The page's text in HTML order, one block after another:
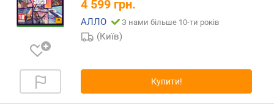
ю
п
о
з
и
4 599 грн.
АЛЛО З нами більше 10-ти років
(Київ)
Купити!